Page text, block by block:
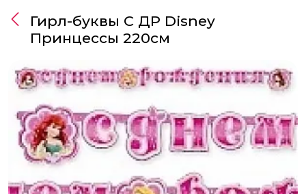
Гирл-буквы С ДР Disney
Принцессы 220см